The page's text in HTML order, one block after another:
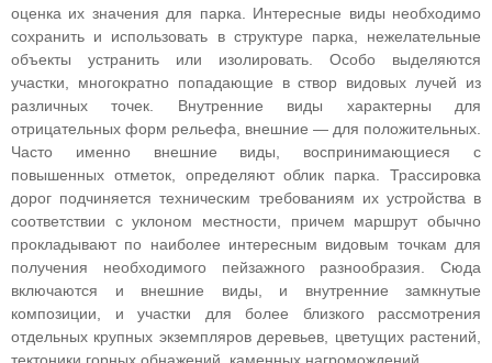
оценка их значения для парка. Интересные виды необходимо
сохранить и использовать в структуре парка, нежелательные
объекты устранить или изолировать. Особо выделяются
участки, многократно попадающие в створ видовых лучей из
различных точек. Внутренние виды характерны для
отрицательных форм рельефа, внешние — для положительных.
Часто именно внешние виды, воспринимающиеся с
повышенных отметок, определяют облик парка. Трассировка
дорог подчиняется техническим требованиям их устройства в
соответствии с уклоном местности, причем маршрут обычно
прокладывают по наиболее интересным видовым точкам для
получения необходимого пейзажного разнообразия. Сюда
включаются и внешние виды, и внутренние замкнутые
композиции, и участки для более близкого рассмотрения
отдельных крупных экземпляров деревьев, цветущих растений,